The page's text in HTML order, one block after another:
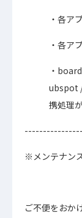
・各ア
・各ア
・
ubspot
携処理
※メンテナン
ご不便をおか